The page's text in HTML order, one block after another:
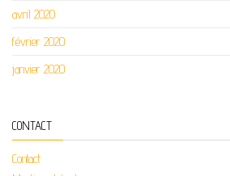
avril 2020
février 2020
janvier 2020
CONTACT
Contact